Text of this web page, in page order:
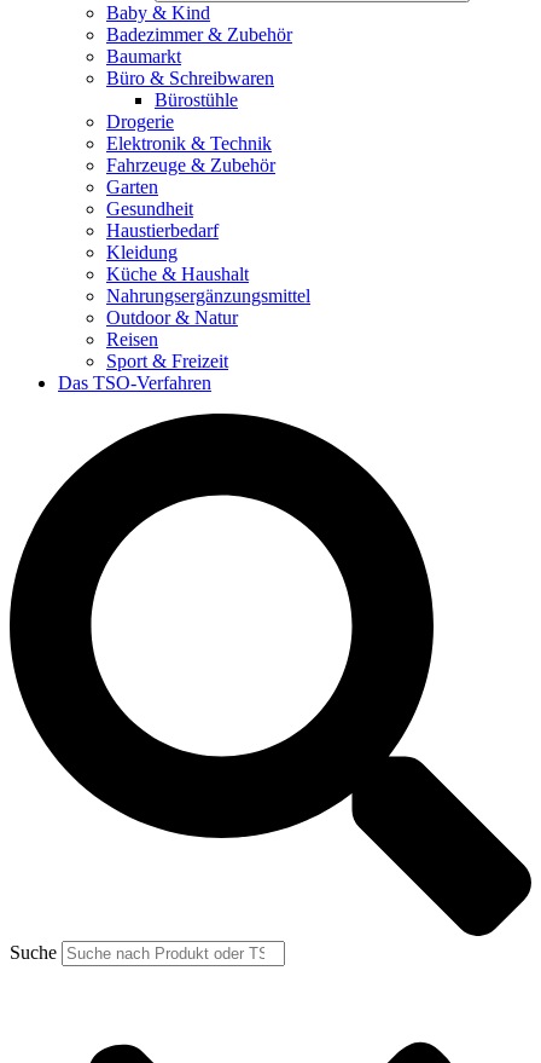
Baby & Kind
Badezimmer & Zubehör
Baumarkt
Büro & Schreibwaren
Bürostühle
Drogerie
Elektronik & Technik
Fahrzeuge & Zubehör
Garten
Gesundheit
Haustierbedarf
Kleidung
Küche & Haushalt
Nahrungsergänzungsmittel
Outdoor & Natur
Reisen
Sport & Freizeit
Das TSO-Verfahren
Suche